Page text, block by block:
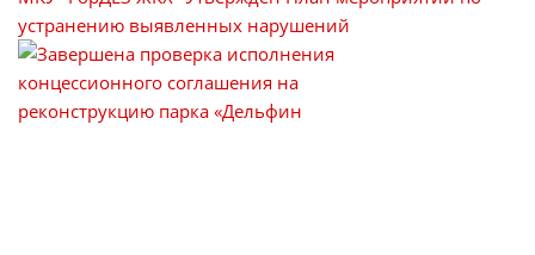
устранению выявленных нарушений